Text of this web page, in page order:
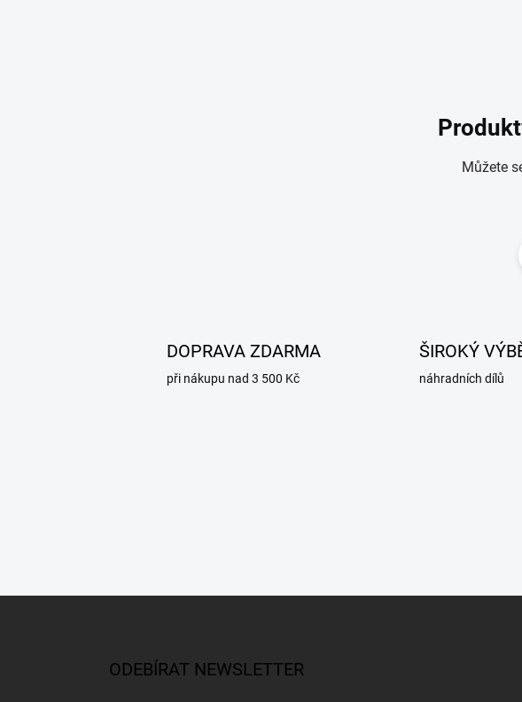
Můžete
DOPRAVA ZDARMA
při nákupu nad 3 500 Kč
ŠIROKÝ
náhradních dílů
ODEBÍRAT NEWSLETTER